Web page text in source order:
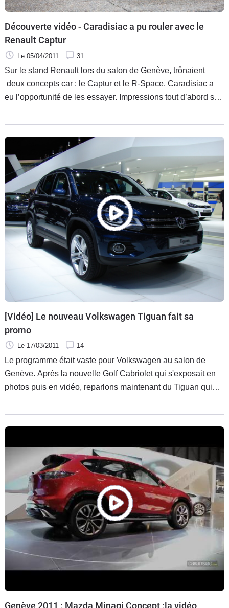
Découverte vidéo - Caradisiac a pu rouler avec le
Renault Captur
Le 05/04/2011 31
Sur le stand Renault lors du salon de Genève, trônaient
deux concepts car : le Captur et le R-Space. Caradisiac a
eu l’opportunité de les essayer. Impressions tout d’abord sur
[Vidéo] Le nouveau Volkswagen Tiguan fait sa
promo
Le 17/03/2011 14
Le programme était vaste pour Volkswagen au salon de
Genève. Après la nouvelle Golf Cabriolet qui s'exposait en
photos puis en vidéo, reparlons maintenant du Tiguan qui
dans une séquence promotionnelle.
Genève 2011 : Mazda Minagi Concept :la vidéo